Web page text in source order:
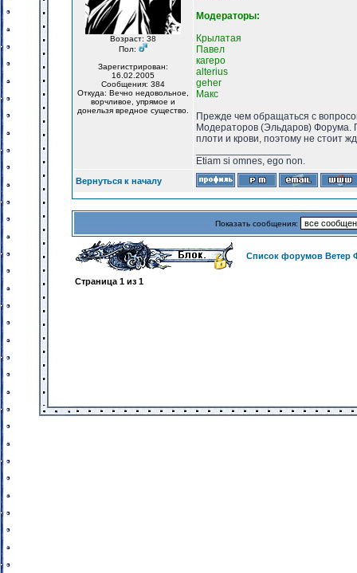
Возраст: 38
Пол:
Зарегистрирован:
16.02.2005
Сообщения: 384
Откуда: Вечно недовольное,
ворчливое, упрямое и
донельзя вредное существо.
Модераторы:
Крылатая
Павел
кагеро
alterius
geher
Макс
Прежде чем обращаться с
Модераторов (Эльдаров) Форума.
плоти и крови, поэтому не стоит
Etiam si omnes, ego non.
Вернуться к началу
Показать сообщения:
Список форумов Ветер
Страница 1 из 1